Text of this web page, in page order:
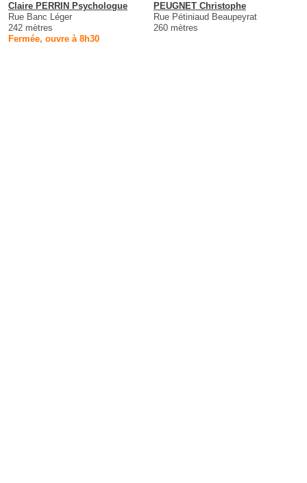
Claire PERRIN Psychologue
Rue Banc Léger
242 mètres
Fermée, ouvre à 8h30
PEUGNET Christophe
Rue Pétiniaud Beaupeyrat
260 mètres